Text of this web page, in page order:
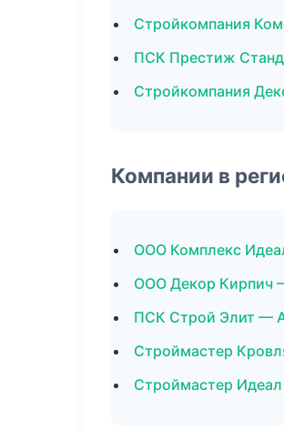
Стройкомпания
ПСК Престиж
Стройкомпания
Компании в
ООО Комплекс
ООО Декор Кирпич
ПСК Строй Элит —
Строймастер
Строймастер